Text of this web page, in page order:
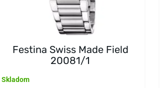
Festina Swiss Made Field
20081/1
Skladom